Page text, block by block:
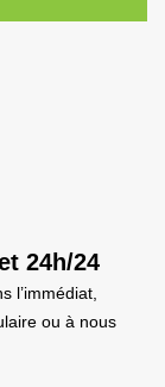
24h/24
l’immédiat,
ou à nous